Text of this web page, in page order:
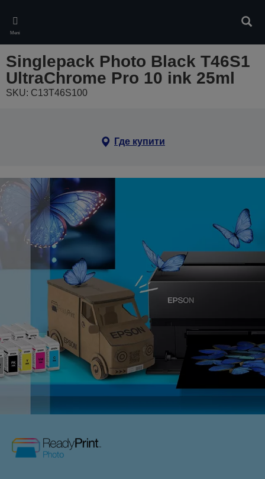
main
content
Meni
Singlepack Photo Black T46S1
UltraChrome Pro 10 ink 25ml
SKU: C13T46S100
Где купити